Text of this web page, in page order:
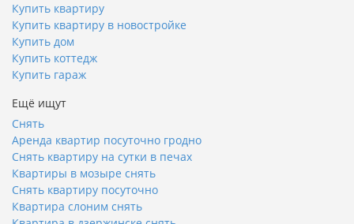
Купить квартиру
Купить квартиру в новостройке
Купить дом
Купить коттедж
Купить гараж
Ещё ищут
Снять
Аренда квартир посуточно гродно
Снять квартиру на сутки в печах
Квартиры в мозыре снять
Снять квартиру посуточно
Квартира слоним снять